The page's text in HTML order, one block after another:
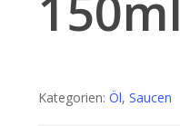
Kategorien: Öl, Saucen